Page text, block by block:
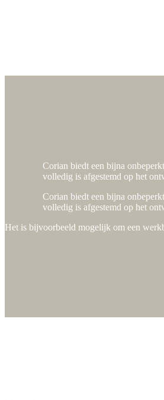
Corian biedt een bijna
volledig is afgestemd op het
Corian biedt een bijna
volledig is afgestemd op het
Het is bijvoorbeeld mogelijk om een